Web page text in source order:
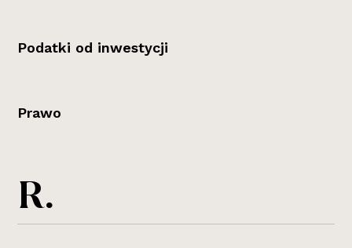
Podatki od inwestycji
Prawo
R.